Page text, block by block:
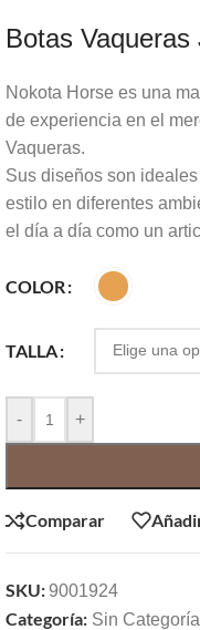
Botas
Nokota Horse es una
de experiencia en el
Vaqueras.
Sus diseños son
estilo en diferentes
el día a día como un
COLOR
TALLA
- +
Comparar
SKU:9001924
Categoría: Sin Categoría